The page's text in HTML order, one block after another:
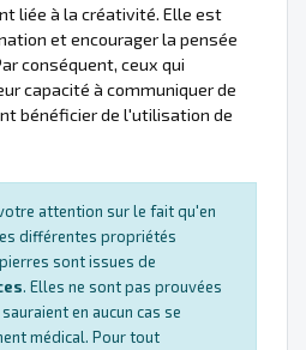
liée à la créativité. Elle est
et encourager la pensée
conséquent, ceux qui
capacité à communiquer de
bénéficier de l'utilisation de
attention sur le fait qu'en
différentes propriétés
sont issues de
. Elles ne sont pas prouvées
en aucun cas se
médical. Pour tout